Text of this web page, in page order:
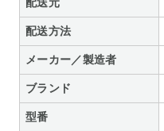
配送元
配送方法
メーカー／製造者
ブランド
型番